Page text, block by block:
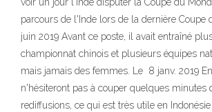
parcours de l'Inde lors de la dernière Coupe
juin 2019 Avant ce poste, il avait entraîné
championnat chinois et plusieurs équipes
mais jamais des femmes. Le 8 janv. 2019
n'hésiteront pas à couper quelques minutes
rediffusions, ce qui est très utile en